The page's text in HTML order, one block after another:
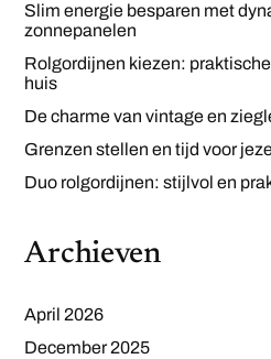
Slim energie besparen met
zonnepanelen
Rolgordijnen kiezen:
huis
De charme van vintage en
Grenzen stellen en tijd voor
Duo rolgordijnen: stijlvol en
Archieven
April 2026
December 2025